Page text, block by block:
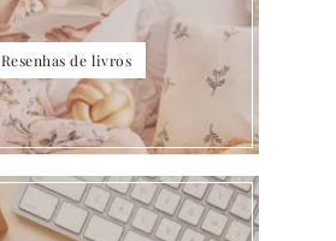
Resenhas de livros